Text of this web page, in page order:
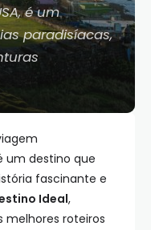
é um
paradisíacas,
um destino que
fascinante e
Ideal,
melhores roteiros